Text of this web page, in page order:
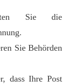
Sie die
Sie Behörden
dass Ihre Post